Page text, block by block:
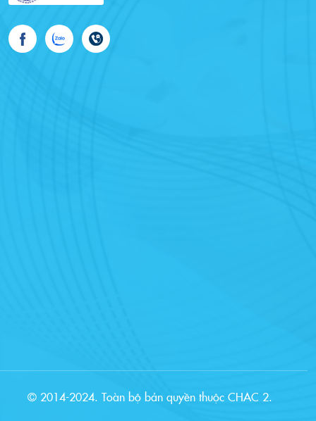
© 2014-2024. Toàn bộ bản quyền thuộc CHAC 2.